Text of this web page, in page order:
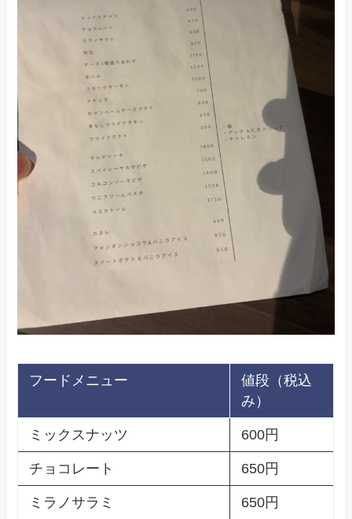
フードメニュー
値段（税込
み）
ミックスナッツ 600円
チョコレート 650円
ミラノサラミ 650円